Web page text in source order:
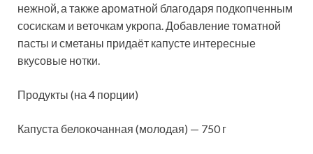
нежной, а также ароматной благодаря подкопченным
сосискам и веточкам укропа. Добавление томатной
пасты и сметаны придаёт капусте интересные
вкусовые нотки.
Продукты (на 4 порции)
Капуста белокочанная (молодая) — 750 г